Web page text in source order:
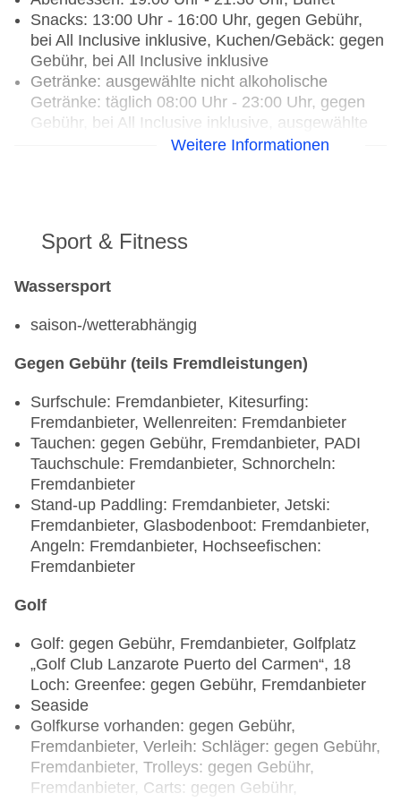
Snacks: 13:00 Uhr - 16:00 Uhr, gegen Gebühr,
bei All Inclusive inklusive, Kuchen/Gebäck: gegen
Gebühr, bei All Inclusive inklusive
Getränke: ausgewählte nicht alkoholische
Getränke: täglich 08:00 Uhr - 23:00 Uhr, gegen
Gebühr, bei All Inclusive inklusive, ausgewählte
nationale alkoholische Getränke: täglich 10:30
Buffet
Restaurants: 3
Küche: international, landestypisch, glutenfreie
inklusive, Anfrage & Reservierung notwendig,
Inclusive inklusive, Anfrage & Reservierung
notwendig, vegetarische Gerichte: gegen Gebühr,
bei All Inclusive inklusive, Anfrage & Reservierung
notwendig, Buffet, Showcooking, gegen Gebühr,
bei All Inclusive inklusive, mit Terrasse,
angemessene Kleidung erwünscht
Spezialitätenrestaurant „La Nonna im Elba Royal
Village“: ab 0 Jahre, Küche: italienisch, Buffet, à
la carte, Showcooking, Anfrage & Reservierung
Kleidung erwünscht
Spezialitätenrestaurant „La Brasserie im Elba
Royal Village“: ab 0 Jahre, Küche: französisch,
international, Grillgerichte, à la carte,
Showcooking, Anfrage & Reservierung
notwendig, gegen Gebühr, angemessene
Kleidung erwünscht
Bars & mehr: 3
Loungebar „Chill out“: ab 16 Jahre, 18:00 Uhr -
Weitere Informationen
Sport & Fitness
Wassersport
saison-/wetterabhängig
Gegen Gebühr (teils Fremdleistungen)
Surfschule: Fremdanbieter, Kitesurfing:
Fremdanbieter, Wellenreiten: Fremdanbieter
Tauchen: gegen Gebühr, Fremdanbieter, PADI
Tauchschule: Fremdanbieter, Schnorcheln:
Fremdanbieter
Stand-up Paddling: Fremdanbieter, Jetski:
Fremdanbieter, Glasbodenboot: Fremdanbieter,
Angeln: Fremdanbieter, Hochseefischen:
Fremdanbieter
Golf
Golf: gegen Gebühr, Fremdanbieter, Golfplatz
„Golf Club Lanzarote Puerto del Carmen“, 18
Loch: Greenfee: gegen Gebühr, Fremdanbieter
Seaside
Golfkurse vorhanden: gegen Gebühr,
Fremdanbieter, Verleih: Schläger: gegen Gebühr,
Fremdanbieter, Trolleys: gegen Gebühr,
Fremdanbieter, Carts: gegen Gebühr,